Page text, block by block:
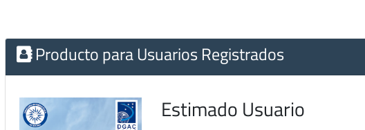
Producto para Usuarios Registrados
Estimado Usuario